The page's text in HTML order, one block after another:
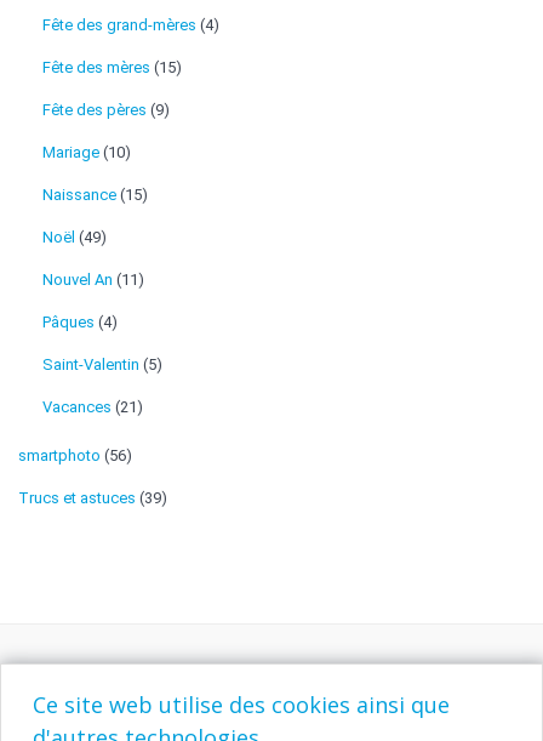
Ce site web utilise des cookies ainsi que
Fête des grand-mères (4)
Fête des mères (15)
Fête des pères (9)
Mariage (10)
Naissance (15)
Noël (49)
Nouvel An (11)
Pâques (4)
Saint-Valentin (5)
Vacances (21)
smartphoto (56)
Trucs et astuces (39)